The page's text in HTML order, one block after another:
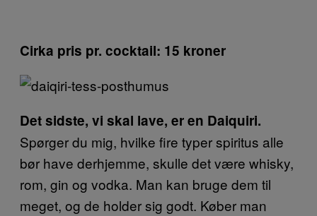
Cirka pris pr. cocktail: 15 kroner
Det sidste, vi skal lave, er en Daiquiri.
Spørger du mig, hvilke fire typer spiritus alle
bør have derhjemme, skulle det være whisky,
rom, gin og vodka. Man kan bruge dem til
meget, og de holder sig godt. Køber man